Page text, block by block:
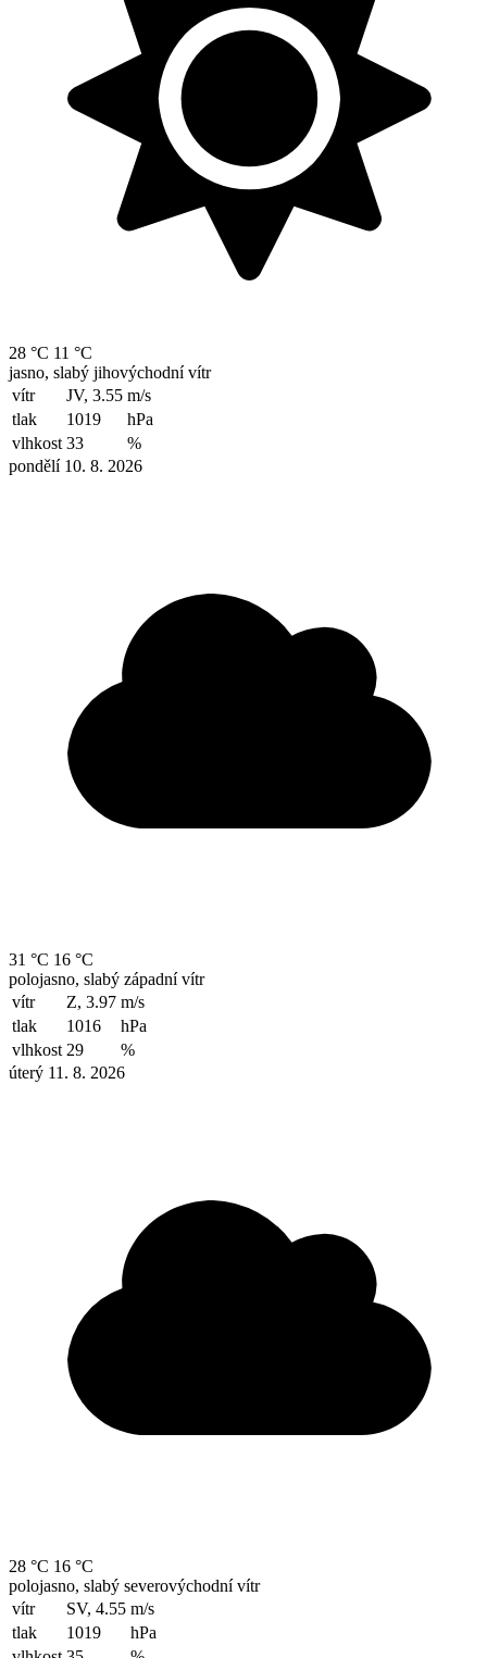
28 °C 11 °C
jasno, slabý jihovýchodní vítr
vítr
JV, 3.55 m/s
tlak
1019
hPa
vlhkost 33
%
pondělí 10. 8. 2026
31 °C 16 °C
polojasno, slabý západní vítr
vítr
Z, 3.97 m/s
tlak
1016
hPa
vlhkost 29
%
úterý 11. 8. 2026
28 °C 16 °C
polojasno, slabý severovýchodní vítr
vítr
SV, 4.55 m/s
tlak
1019
hPa